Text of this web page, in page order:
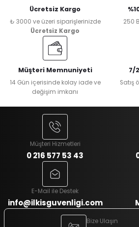
Ücretsiz Kargo
₺ 3000 ve üzeri siparişlerinizde
Ücretsiz Kargo
250
Müşteri Memnuniyeti
14 Gün içerisinde kolay iade ve
değişim imkanı
7/
Satış
Müşteri Hizmetleri
0 216 577 53 43
E-Mail ile Destek
info@ilkisguvenligi.com
Bize Ulaşın